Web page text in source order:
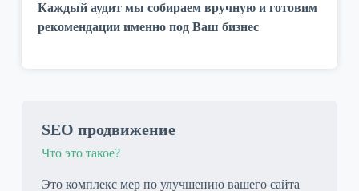
Каждый аудит мы собираем вручную и готовим
рекомендации именно под Ваш бизнес
SEO продвижение
Что это такое?
Это комплекс мер по улучшению вашего сайта